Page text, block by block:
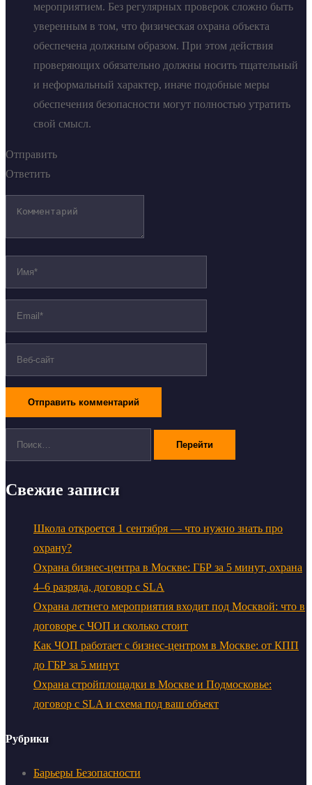
мероприятием. Без регулярных проверок сложно быть
уверенным в том, что физическая охрана объекта
обеспечена должным образом. При этом действия
проверяющих обязательно должны носить тщательный
и неформальный характер, иначе подобные меры
обеспечения безопасности могут полностью утратить
свой смысл.
Отправить
Ответить
Свежие записи
Школа откроется 1 сентября — что нужно знать про
охрану?
Охрана бизнес-центра в Москве: ГБР за 5 минут, охрана
4–6 разряда, договор с SLA
Охрана летнего мероприятия входит под Москвой: что в
договоре с ЧОП и сколько стоит
Как ЧОП работает с бизнес-центром в Москве: от КПП
до ГБР за 5 минут
Охрана стройплощадки в Москве и Подмосковье:
договор с SLA и схема под ваш объект
Рубрики
Барьеры Безопасности